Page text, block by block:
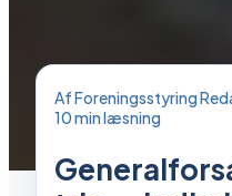
AfForeningsstyring
10min læsning